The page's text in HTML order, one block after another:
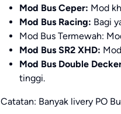
Mod Bus Ceper: Mod
Mod Bus Racing: Bagi
Mod Bus Termewah:
Mod Bus SR2 XHD:
Mod Bus Double
tinggi.
Catatan: Banyak livery PO